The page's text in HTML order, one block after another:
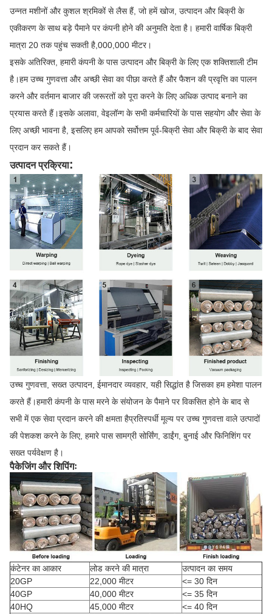
उन्नत मशीनों और कुशल श्रमिकों से लैस हैं, जो हमें खोज, उत्पादन और बिक्री के
एकीकरण के साथ बड़े पैमाने पर कंपनी होने की अनुमति देता है। हमारी वार्षिक बिक्री
मात्रा 20 तक पहुंच सकती है,000,000 मीटर।
इसके अतिरिक्त, हमारी कंपनी के पास उत्पादन और बिक्री के लिए एक शक्तिशाली टीम
है।हम उच्च गुणवत्ता और अच्छी सेवा का पीछा करते हैं और फैशन की प्रवृत्ति का पालन
करने और वर्तमान बाजार की जरूरतों को पूरा करने के लिए अधिक उत्पाद बनाने का
प्रयास करते हैं।इसके अलावा, वेइलॉन्ग के सभी कर्मचारियों के पास सहयोग और सेवा के
लिए अच्छी भावना है, इसलिए हम आपको सर्वोत्तम पूर्व-बिक्री सेवा और बिक्री के बाद सेवा
प्रदान कर सकते हैं।
उत्पादन प्रक्रिया:
उच्च गुणवत्ता, सख्त उत्पादन, ईमानदार व्यवहार, यही सिद्धांत है जिसका हम हमेशा पालन
करते हैं।हमारी कंपनी के पास मरने के संयोजन के पैमाने पर विकसित होने के बाद से
सभी में एक सेवा प्रदान करने की क्षमता हैप्रतिस्पर्धी मूल्य पर उच्च गुणवत्ता वाले उत्पादों
की पेशकश करने के लिए, हमारे पास सामग्री सोर्सिंग, डाईंग, बुनाई और फिनिशिंग पर
सख्त पर्यवेक्षण है।
पैकेजिंग और शिपिंगः
कंटेनर का आकार लोड करने की मात्रा
उत्पादन का समय
20GP
22,000 मीटर
<= 30 दिन
40GP
40,000 मीटर
<= 35 दिन
40HQ
45,000 मीटर
<= 40 दिन